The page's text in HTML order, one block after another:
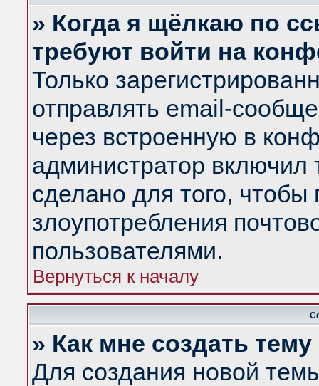
» Когда я щёлкаю по
требуют войти на
Только
отправлять email-
через встроенную в
администратор
сделано для того, чтобы
злоупотребления
пользователями.
Вернуться к началу
» Как мне создать
Для создания новой